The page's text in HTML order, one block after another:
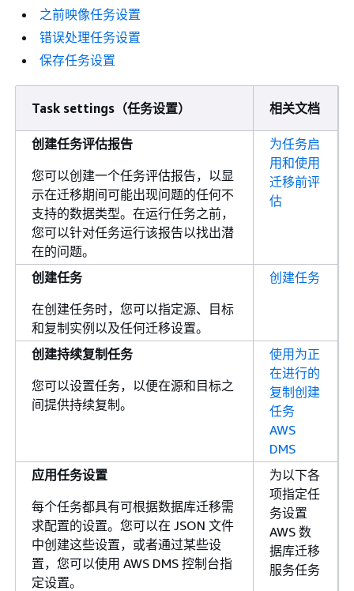
之前映像任务设置
错误处理任务设置
保存任务设置
Task settings（任务设置） 相关文档
创建任务评估报告
您可以创建一个任务评估报告，以显
示在迁移期间可能出现问题的任何不
支持的数据类型。在运行任务之前，
您可以针对任务运行该报告以找出潜
在的问题。
为任务启
用和使用
迁移前评
估
创建任务
在创建任务时，您可以指定源、目标
和复制实例以及任何迁移设置。
创建任务
创建持续复制任务
您可以设置任务，以便在源和目标之
间提供持续复制。
使用为正
在进行的
复制创建
任务
AWS
DMS
应用任务设置
每个任务都具有可根据数据库迁移需
求配置的设置。您可以在 JSON 文件
中创建这些设置，或者通过某些设
置，您可以使用 AWS DMS 控制台指
定设置。
为以下各
项指定任
务设置
AWS 数
据库迁移
服务任务